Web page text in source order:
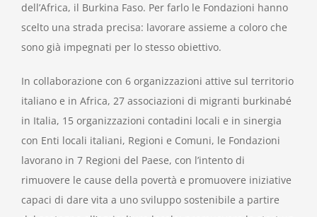
dell’Africa, il Burkina Faso. Per farlo le Fondazioni hanno
scelto una strada precisa: lavorare assieme a coloro che
sono già impegnati per lo stesso obiettivo.
In collaborazione con 6 organizzazioni attive sul territorio
italiano e in Africa, 27 associazioni di migranti burkinabé
in Italia, 15 organizzazioni contadini locali e in sinergia
con Enti locali italiani, Regioni e Comuni, le Fondazioni
lavorano in 7 Regioni del Paese, con l’intento di
rimuovere le cause della povertà e promuovere iniziative
capaci di dare vita a uno sviluppo sostenibile a partire